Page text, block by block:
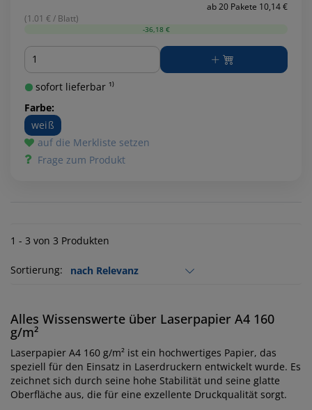
ab 20 Pakete 10,14 €
(1.01 € / Blatt)
-36,18 €
Menge
sofort lieferbar ¹⁾
Farbe:
weiß
auf die Merkliste setzen
Frage zum Produkt
1 - 3 von 3 Produkten
Sortierung:
Alles Wissenswerte über Laserpapier A4 160
g/m²
Laserpapier A4 160 g/m² ist ein hochwertiges Papier, das
speziell für den Einsatz in Laserdruckern entwickelt wurde. Es
zeichnet sich durch seine hohe Stabilität und seine glatte
Oberfläche aus, die für eine exzellente Druckqualität sorgt.